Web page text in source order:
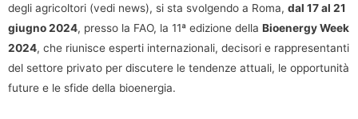
degli agricoltori (vedi news), si sta svolgendo a Roma, dal 17 al 21
giugno 2024, presso la FAO, la 11ª edizione della Bioenergy Week
2024, che riunisce esperti internazionali, decisori e rappresentanti
del settore privato per discutere le tendenze attuali, le opportunità
future e le sfide della bioenergia.